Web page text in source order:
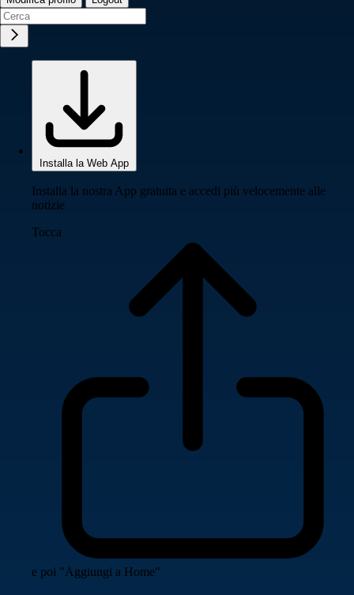
Installa la Web App
Installa la nostra App gratuita e accedi più velocemente alle
notizie
Tocca
e poi "Aggiungi a Home"